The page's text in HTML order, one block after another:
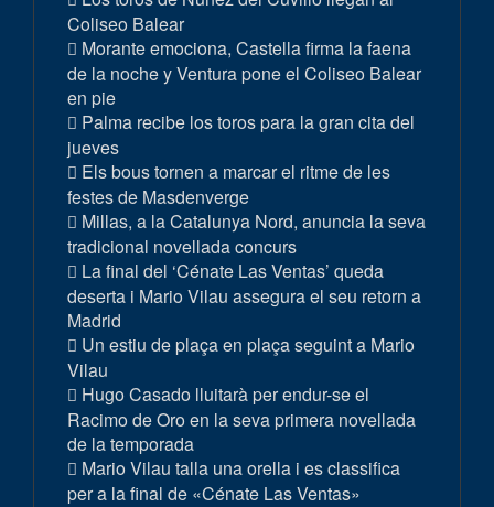
Coliseo Balear
Morante emociona, Castella firma la faena
de la noche y Ventura pone el Coliseo Balear
en pie
Palma recibe los toros para la gran cita del
jueves
Els bous tornen a marcar el ritme de les
festes de Masdenverge
Millas, a la Catalunya Nord, anuncia la seva
tradicional novellada concurs
La final del ‘Cénate Las Ventas’ queda
deserta i Mario Vilau assegura el seu retorn a
Madrid
Un estiu de plaça en plaça seguint a Mario
Vilau
Hugo Casado lluitarà per endur-se el
Racimo de Oro en la seva primera novellada
de la temporada
Mario Vilau talla una orella i es classifica
per a la final de «Cénate Las Ventas»